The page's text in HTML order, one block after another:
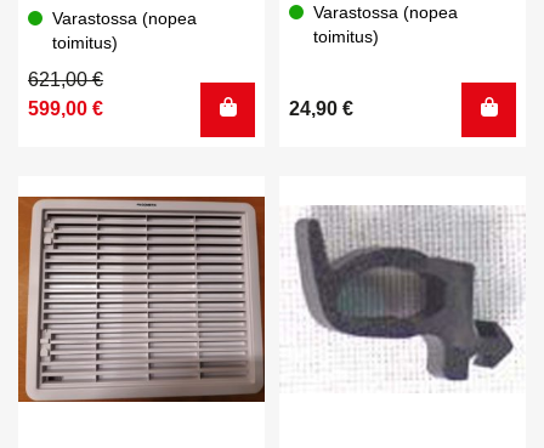
Varastossa (nopea
toimitus)
621,00€
Alkuperäinen
hinta
599,00 €
Nykyinen
hinta
Varastossa (nopea
toimitus)
24,90 €